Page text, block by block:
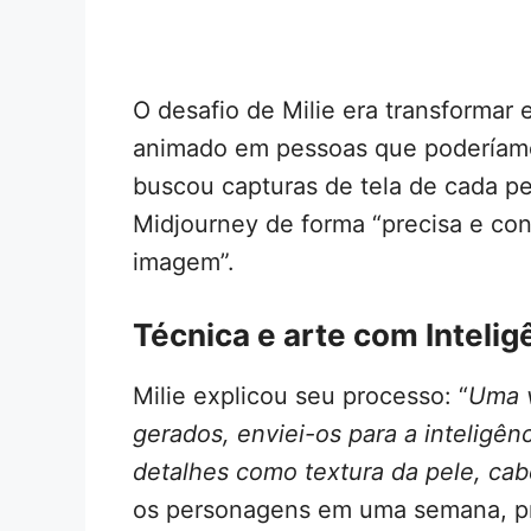
O desafio de Milie era transformar
animado em pessoas que
buscou capturas de tela de cada
Midjourney de forma “precisa e
imagem”.
Técnica e arte com
Milie explicou seu processo: “Uma
gerados, enviei-os para a
detalhes como textura da pele,
os personagens em uma semana,